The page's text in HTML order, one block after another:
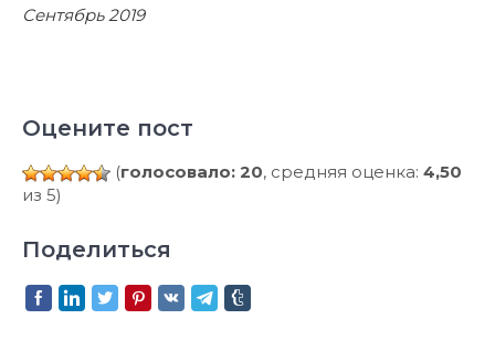
Сентябрь 2019
Оцените пост
(голосовало: 20, средняя оценка: 4,50
из 5)
Поделиться